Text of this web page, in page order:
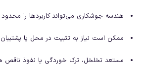
هندسه جوشکاری می‌تواند کاربردها را محدود
ممکن است نیاز به تثبیت در محل یا
مستعد تخلخل، ترک خوردگی یا نفوذ ناقص